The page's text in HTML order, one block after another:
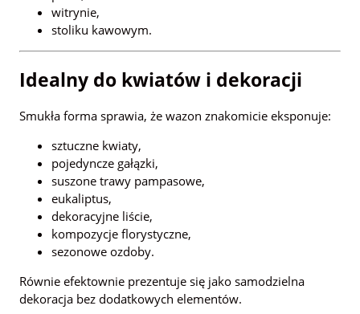
witrynie,
stoliku kawowym.
Idealny do kwiatów i dekoracji
Smukła forma sprawia, że wazon znakomicie eksponuje:
sztuczne kwiaty,
pojedyncze gałązki,
suszone trawy pampasowe,
eukaliptus,
dekoracyjne liście,
kompozycje florystyczne,
sezonowe ozdoby.
Równie efektownie prezentuje się jako samodzielna
dekoracja bez dodatkowych elementów.